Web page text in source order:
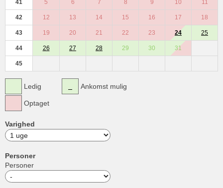
41 5 6 7 8 9 10 11
42 12 13 14 15 16 17 18
43 19 20 21 22 23 24 25
44 26 27 28 29 30 31
45
Ledig
Optaget
Ankomst mulig
Varighed
Personer
Personer